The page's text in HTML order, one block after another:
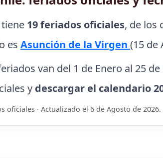
19 feriados oficiales, de los
es Asunción de la Virgen (15 de
van del 1 de Enero al 25
y descargar el calendario
· Actualizado el 6 de Agosto de 2026.